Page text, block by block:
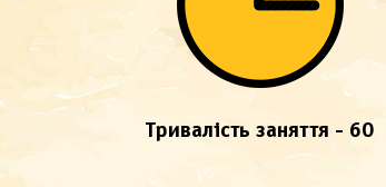
Тривалість заняття - 60